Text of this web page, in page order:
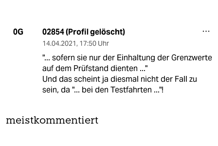
0G 02854 (Profil gelöscht)
14.04.2021, 17:50 Uhr
"... sofern sie nur der Einhaltung der Grenzwerte
auf dem Prüfstand dienten ..."
Und das scheint ja diesmal nicht der Fall zu
sein, da "... bei den Testfahrten ..."!
meistkommentiert